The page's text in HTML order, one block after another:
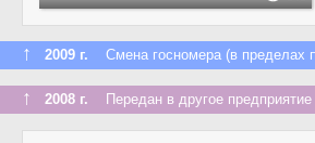
↑ 2009 г. Смена госномера (в пределах
↑ 2008 г. Передан в другое предприятие